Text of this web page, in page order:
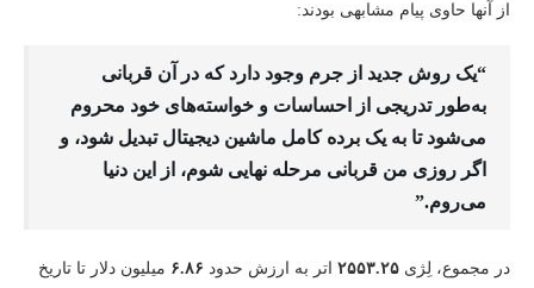
از آنها حاوی پیام مشابهی بودند:
“یک روش جدید از جرم وجود دارد که در آن قربانی
به‌طور تدریجی از احساسات و خواسته‌های خود محروم
می‌شود تا به یک برده کامل ماشین دیجیتال تبدیل شود، و
اگر روزی من قربانی مرحله نهایی شوم، از این دنیا
می‌روم.”
در مجموع، لِژی ۲۵۵۳.۲۵ اتر به ارزش حدود ۶.۸۶ میلیون دلار تا تاریخ